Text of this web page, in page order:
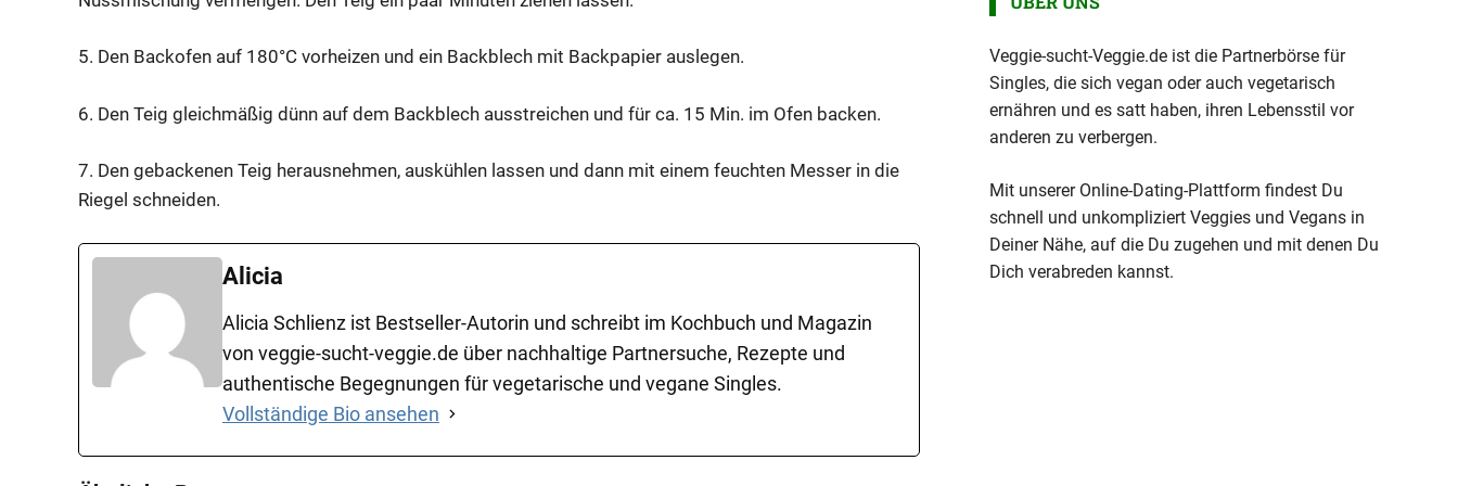
5. Den Backofen auf 180°C vorheizen und ein Backblech mit Backpapier auslegen.
6. Den Teig gleichmäßig dünn auf dem Backblech ausstreichen und für ca. 15 Min. im Ofen backen.
7. Den gebackenen Teig herausnehmen, auskühlen lassen und dann mit einem feuchten Messer in die
Riegel schneiden.
Alicia
Alicia Schlienz ist Bestseller-Autorin und schreibt im Kochbuch und Magazin
von veggie-sucht-veggie.de über nachhaltige Partnersuche, Rezepte und
authentische Begegnungen für vegetarische und vegane Singles.
Vollständige Bio ansehen
Veggie-sucht-Veggie.de ist die Partnerbörse für
Singles, die sich vegan oder auch vegetarisch
ernähren und es satt haben, ihren Lebensstil vor
anderen zu verbergen.
Mit unserer Online-Dating-Plattform findest Du
schnell und unkompliziert Veggies und Vegans in
Deiner Nähe, auf die Du zugehen und mit denen Du
Dich verabreden kannst.